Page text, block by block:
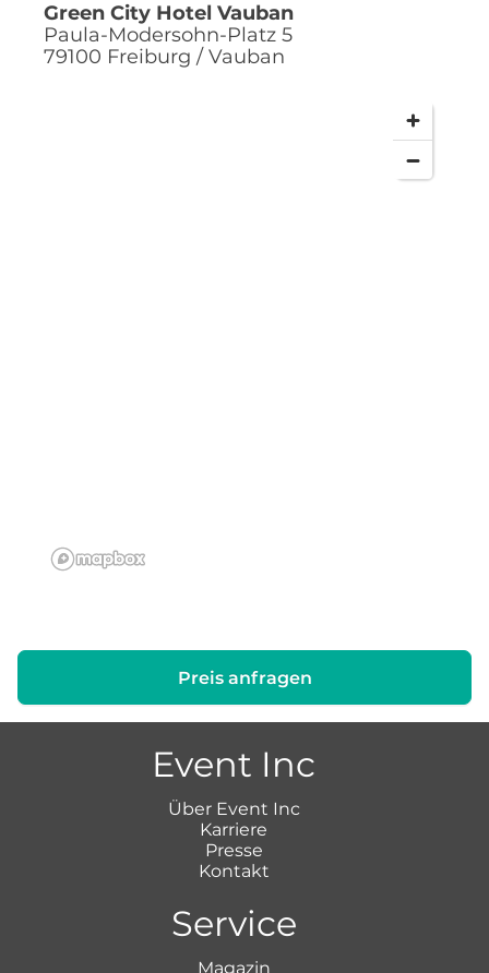
Green City Hotel Vauban
Paula-Modersohn-Platz 5
79100 Freiburg / Vauban
Preis anfragen
Event Inc
Über Event Inc
Karriere
Presse
Kontakt
Service
Magazin